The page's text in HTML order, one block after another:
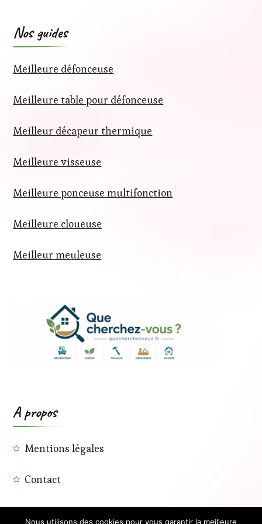
Nos guides
Meilleure défonceuse
Meilleure table pour défonceuse
Meilleur décapeur thermique
Meilleure visseuse
Meilleure ponceuse multifonction
Meilleure cloueuse
Meilleur meuleuse
A propos
Mentions légales
Contact
Nous utilisons des cookies pour vous garantir la meilleure